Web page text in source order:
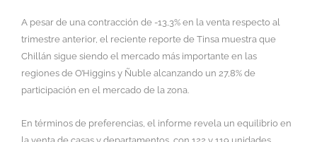
A pesar de una contracción de -13,3% en la venta respecto al
trimestre anterior, el reciente reporte de Tinsa muestra que
Chillán sigue siendo el mercado más importante en las
regiones de O’Higgins y Ñuble alcanzando un 27,8% de
participación en el mercado de la zona.
En términos de preferencias, el informe revela un equilibrio en